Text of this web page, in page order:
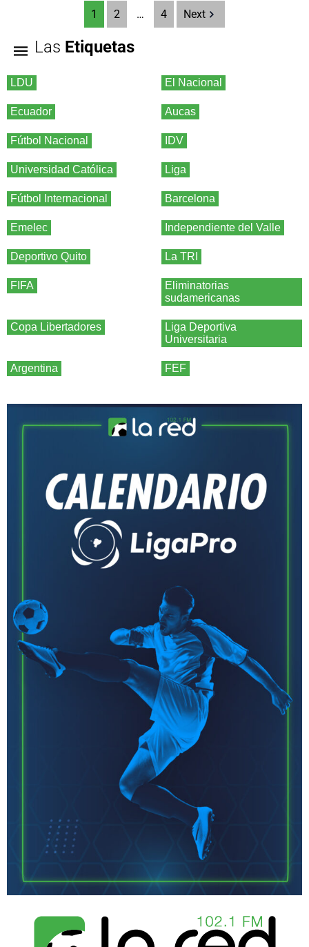
1 2 … 4 Next
Las Etiquetas
LDU El Nacional
Ecuador Aucas
Fútbol Nacional IDV
Universidad Católica Liga
Fútbol Internacional Barcelona
Emelec Independiente del Valle
Deportivo Quito La TRI
FIFA
Eliminatorias
sudamericanas
Copa Libertadores
Liga Deportiva
Universitaria
Argentina FEF